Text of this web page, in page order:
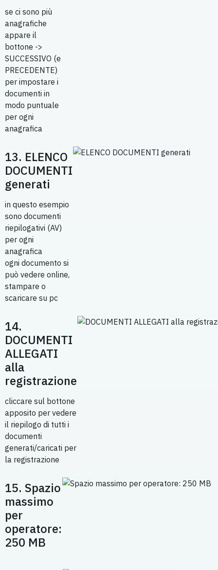
se ci sono più
anagrafiche
appare il
bottone ->
SUCCESSIVO (e
PRECEDENTE)
per impostare i
documenti in
modo puntuale
per ogni
anagrafica
13. ELENCO
DOCUMENTI
generati
in questo esempio
sono documenti
riepilogativi (AV)
per ogni
anagrafica
ogni documento si
può vedere online,
stampare o
scaricare su pc
14.
DOCUMENTI
ALLEGATI
alla
registrazione
cliccare sul bottone
apposito per vedere
il riepilogo di tutti i
documenti
generati/caricati per
la registrazione
15. Spazio
massimo
per
operatore:
250 MB